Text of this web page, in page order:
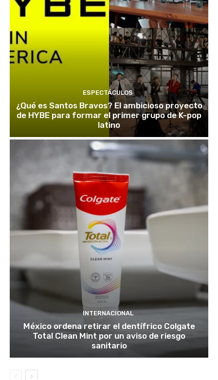
ESPECTÁCULOS
¿Qué es Santos Bravos? El ambicioso proyecto
de HYBE para formar el primer grupo de K-pop
latino
INTERNACIONAL
México ordena retirar el dentífrico Colgate
Total Clean Mint por un aviso de riesgo
sanitario